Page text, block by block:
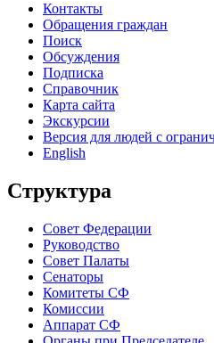
Контакты
Обращения граждан
Поиск
Обсуждения
Подписка
Справочник
Карта сайта
Экскурсии
Версия для людей с
English
Структура
Совет Федерации
Руководство
Совет Палаты
Сенаторы
Комитеты СФ
Комиссии
Аппарат СФ